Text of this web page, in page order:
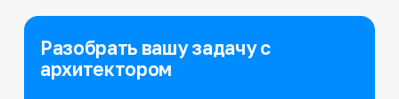
Разобрать вашу задачу с
архитектором